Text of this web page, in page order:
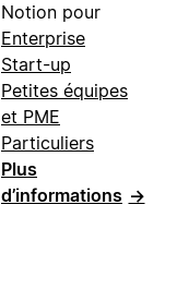
Notion pour
Enterprise
Start-up
Petites équipes
et PME
Particuliers
Plus
d’informations →